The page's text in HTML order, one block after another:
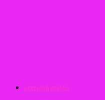
κεντρική σελίδα